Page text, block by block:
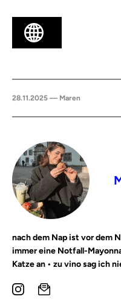
28.11.2025 — Maren
nach dem Nap ist vor dem
immer eine Notfall-
Katze an • zu vino sag ich